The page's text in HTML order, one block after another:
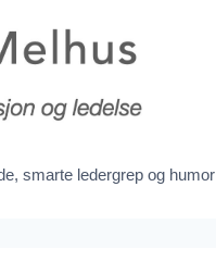
smarte ledergrep og humor